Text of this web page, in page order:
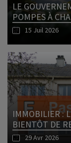
LE
POMPES À
15 Juil 2026
IMMOBILIER :
BIENTÔT DE
29 Avr 2026